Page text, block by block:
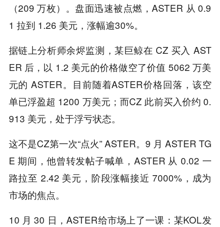
（209 万枚）。盘面迅速被点燃，ASTER 从 0.9
1 拉到 1.26 美元，涨幅逾30%。
据链上分析师余烬监测，某巨鲸在 CZ 买入 AST
ER 后，以 1.2 美元的价格做空了价值 5062 万美
元的 ASTER。目前随着ASTER价格回落，该空
单已浮盈超 1200 万美元；而CZ 此前买入价约 0.
913 美元，处于浮亏状态。
这不是CZ第一次“点火” ASTER。9 月 ASTER TG
E 期间，他曾转发帖子喊单，ASTER 从 0.02 一
路拉至 2.42 美元，阶段涨幅接近 7000%，成为
市场的焦点。
10 月 30 日，ASTER给市场上了一课：某KOL发